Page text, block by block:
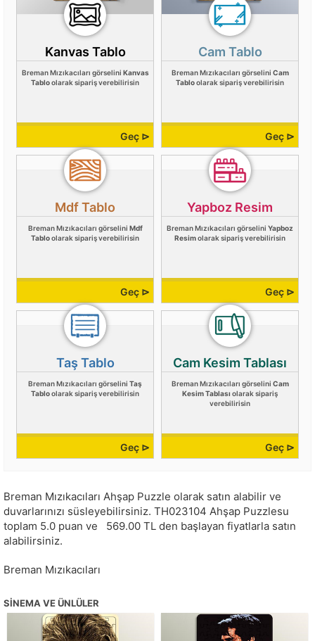
Kanvas Tablo
Breman Mızıkacıları görselini Kanvas
Tabloolarak sipariş verebilirisin
Geç ⊳
Cam Tablo
Breman Mızıkacıları görselini Cam
Tabloolarak sipariş verebilirisin
Geç ⊳
Mdf Tablo
Breman Mızıkacıları görselini Mdf
Tabloolarak sipariş verebilirisin
Geç ⊳
Yapboz Resim
Breman Mızıkacıları görselini Yapboz
Resimolarak sipariş verebilirisin
Geç ⊳
Taş Tablo
Breman Mızıkacıları görselini Taş
Tabloolarak sipariş verebilirisin
Geç ⊳
Cam Kesim Tablası
Breman Mızıkacıları görselini Cam
Kesim Tablası olarak sipariş
verebilirisin
Geç ⊳
Breman Mızıkacıları Ahşap Puzzle olarak satın alabilir ve
duvarlarınızı süsleyebilirsiniz. TH023104 Ahşap Puzzlesu
toplam 5.0 puan ve 569.00 TL den başlayan fiyatlarla satın
alabilirsiniz.
Breman Mızıkacıları
SINEMA VE ÜNLÜLER